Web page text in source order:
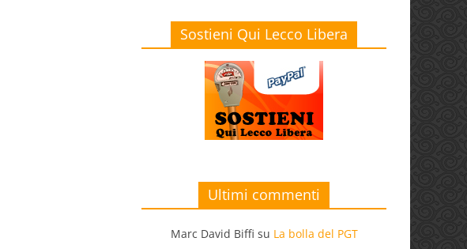
Sostieni Qui Lecco Libera
Ultimi commenti
Marc David Biffi su La bolla del PGT